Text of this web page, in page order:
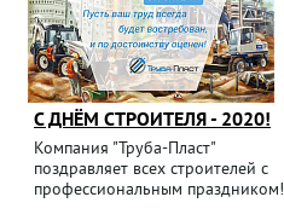
С ДНЁМ СТРОИТЕЛЯ - 2020!
Компания "Труба-Пласт"
поздравляет всех строителей с
профессиональным праздником!